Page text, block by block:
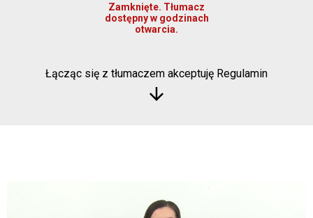
Zamknięte. Tłumacz
dostępny w godzinach
otwarcia.
Łącząc się z tłumaczem akceptuję Regulamin
arrow_downward